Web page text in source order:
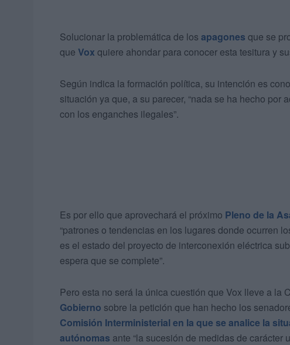
Solucionar la problemática de los apagones que se
que Vox quiere ahondar para conocer esta tesitura y
Según indica la formación política, su intención es
situación ya que, a su parecer, “nada se ha hecho por
con los enganches ilegales”.
Es por ello que aprovechará el próximo Pleno de la
“patrones o tendencias en los lugares donde ocurren
es el estado del proyecto de interconexión eléctrica
espera que se complete”.
Pero esta no será la única cuestión que Vox lleve a la
Gobierno sobre la petición que han hecho los
Comisión Interministerial en la que se analice la
autónomas ante “la sucesión de medidas de carácter